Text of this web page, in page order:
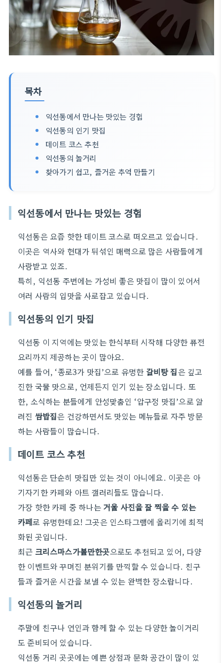
목차
익선동에서 만나는 맛있는 경험
익선동의 인기 맛집
데이트 코스 추천
익선동의 놀거리
찾아가기 쉽고, 즐거운 추억 만들기
익선동에서 만나는 맛있는 경험
익선동은 요즘 핫한 데이트 코스로 떠오르고 있습니다.
이곳은 역사와 현대가 뒤섞인 매력으로 많은 사람들에게
사랑받고 있죠.
특히, 익선동 주변에는 가성비 좋은 맛집이 많이 있어서
여러 사람의 입맛을 사로잡고 있습니다.
익선동의 인기 맛집
익선동 이 지역에는 맛있는 한식부터 시작해 다양한 퓨전
요리까지 제공하는 곳이 많아요.
예를 들어, ‘종로3가 맛집’으로 유명한 갈비탕 집은 깊고
진한 국물 맛으로, 언제든지 인기 있는 장소입니다. 또
한, 소식하는 분들에게 안성맞춤인 ‘압구정 맛집’으로 알
려진 쌈밥집은 건강하면서도 맛있는 메뉴들로 자주 방문
하는 사람들이 많습니다.
데이트 코스 추천
익선동은 단순히 맛집만 있는 것이 아니에요. 이곳은 아
기자기한 카페와 아트 갤러리들도 많습니다.
가장 핫한 카페 중 하나는 거울 사진을 잘 찍을 수 있는
카페로 유명한데요! 그곳은 인스타그램에 올리기에 최적
화된 곳입니다.
최근 크리스마스가볼만한곳으로도 추천되고 있어, 다양
한 이벤트와 꾸며진 분위기를 만끽할 수 있습니다. 친구
들과 즐거운 시간을 보낼 수 있는 완벽한 장소랍니다.
익선동의 놀거리
주말에 친구나 연인과 함께 할 수 있는 다양한 놀이거리
도 준비되어 있습니다.
익선동 거리 곳곳에는 예쁜 상점과 문화 공간이 많이 있